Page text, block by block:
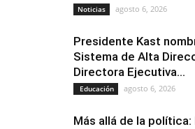
Noticias agosto 6, 2026
Presidente Kast
Sistema de Alta
Directora Ejecutiva...
Educación agosto 6, 2026
Más allá de la